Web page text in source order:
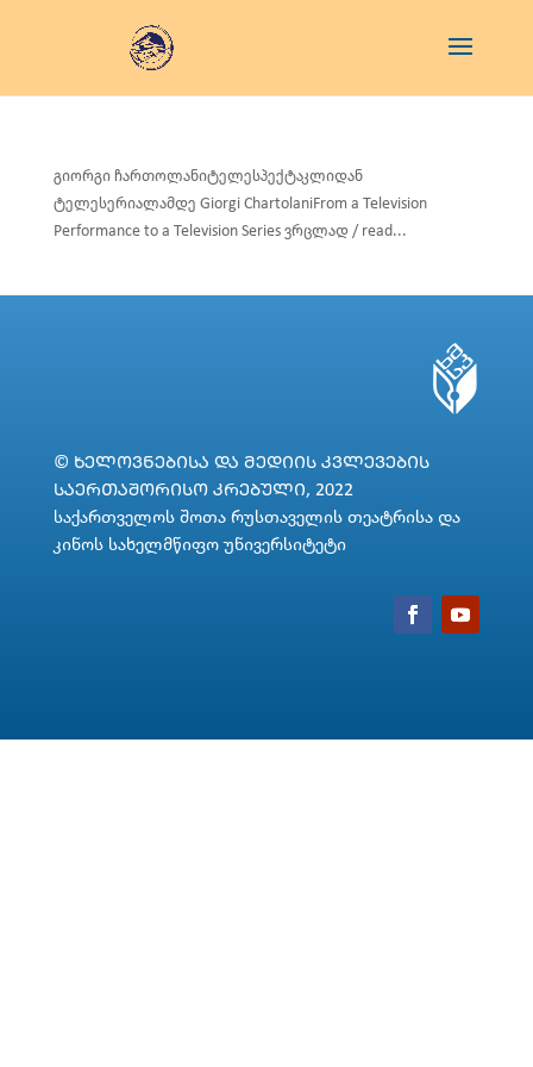
გიორგი ჩართოლანიტელესპექტაკლიდან
ტელესერიალამდე Giorgi ChartolaniFrom a Television
Performance to a Television Series ვრცლად / read...
© ᲮᲔᲚᲝᲕᲜᲔᲑᲘᲡᲐ ᲓᲐ ᲛᲔᲓᲘᲘᲡ ᲙᲕᲚᲔᲕᲔᲑᲘᲡ
ᲡᲐᲔᲠᲗᲐᲨᲝᲠᲘᲡᲝ ᲙᲠᲔᲑᲣᲚᲘ, 2022
საქართველოს შოთა რუსთაველის თეატრისა და
კინოს სახელმწიფო უნივერსიტეტი